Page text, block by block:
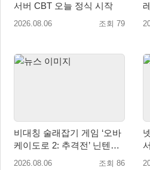
서버 CBT 오늘 정식 시작
2026.08.06 조회 79
비대칭 술래잡기 게임 ‘오바
케이도로 2: 추격전’ 닌텐도
eShop 출시
2026.08.06 조회 86
넷마